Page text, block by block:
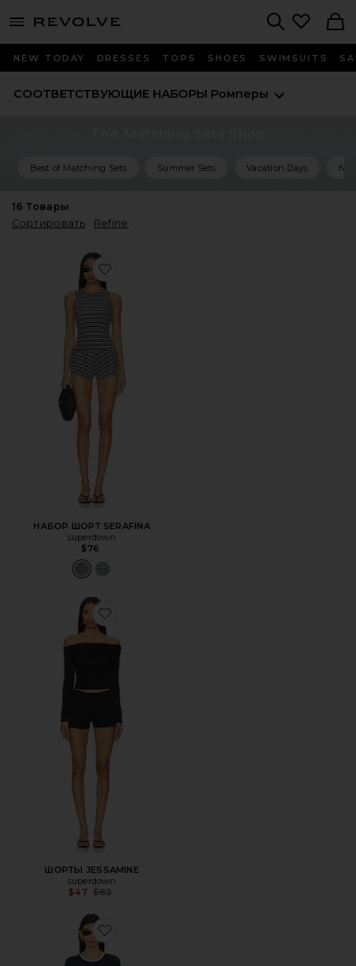
menu - shows more content
NEW TODAY DRESSES TOPS SHOES SWIMSUITS
СООТВЕТСТВУЮЩИЕ НАБОРЫ Ромперы
Best of Matching Sets Summer Sets Vacation Days
16 Товары
Сортировать
Refine
Favorite НАБОР ШОРТ SERAFINA
НАБОР ШОРТ SERAFINA
superdown
$76
Favorite ШОРТЫ JESSAMINE
ШОРТЫ JESSAMINE
superdown
$47 Previous price:
$82
Favorite НАБОР ШОРТ ZARI